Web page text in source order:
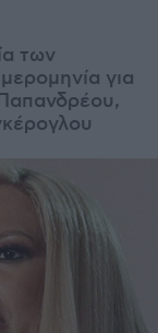
των
για